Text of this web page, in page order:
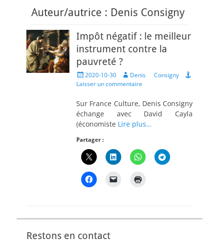
Auteur/autrice : Denis Consigny
Impôt négatif : le meilleur
instrument contre la
pauvreté ?
Posted
on
2020-10-30 AuthorDenis Consigny
Laisser un commentaire
Sur France Culture, Denis Consigny
échange avec David Cayla
(économiste Lire plus…
Partager :
Restons en contact